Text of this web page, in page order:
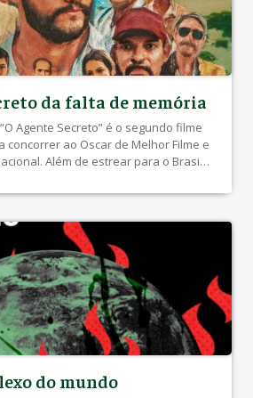
da falta de memória
Agente Secreto” é o segundo filme
concorrer ao Oscar de Melhor Filme e
Além de estrear para o Brasil
Moura. Também retratando a
do mundo